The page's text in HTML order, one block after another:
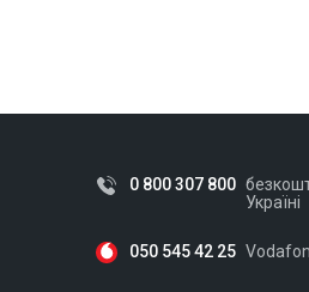
0 800 307 800
Україні
050 545 42 25